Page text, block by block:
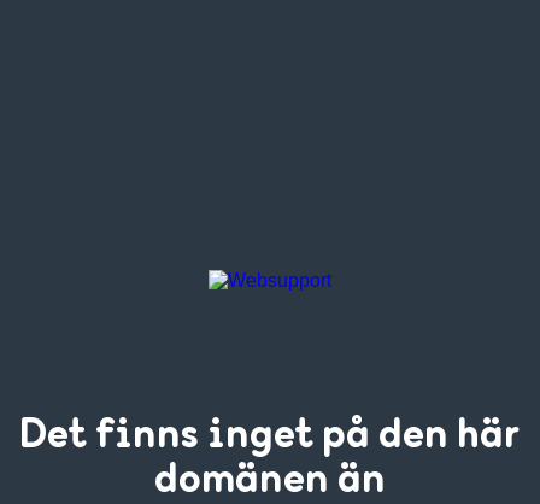
Det finns inget på den här
domänen än